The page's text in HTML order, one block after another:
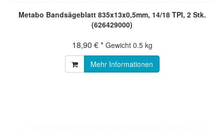
Metabo Bandsägeblatt 835x13x0,5mm, 14/18 TPI, 2 Stk.
(626429000)
18,90 € * Gewicht 0.5 kg
Mehr Informationen